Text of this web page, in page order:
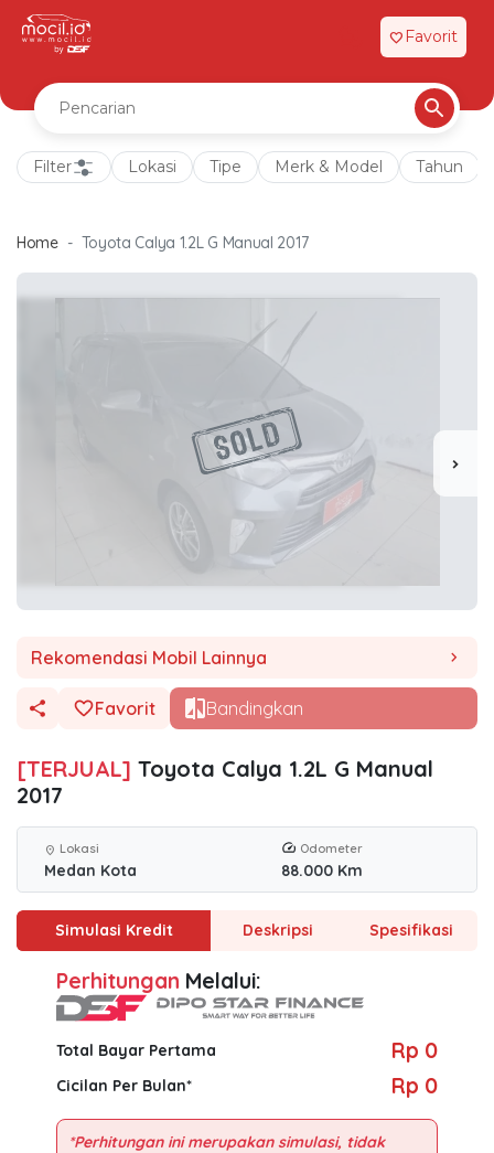
favorite Favorit
Filter Lokasi Tipe Merk & Model Tahun
Home Toyota Calya 1.2L G Manual 2017
chevron_right
Rekomendasi Mobil Lainnya chevron_right
Favorit Bandingkan
[TERJUAL] Toyota Calya 1.2L G Manual
2017
location_on Lokasi
Medan Kota
Odometer
88.000 Km
Simulasi Kredit Deskripsi Spesifikasi
Perhitungan Melalui:
Total Bayar Pertama Rp 0
Cicilan Per Bulan* Rp 0
*Perhitungan ini merupakan simulasi, tidak